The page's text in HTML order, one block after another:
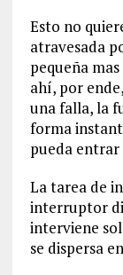
Esto no
atravesada
pequeña
ahí, por
una falla, la
forma
pueda
La tarea de
interruptor
interviene
se dispersa